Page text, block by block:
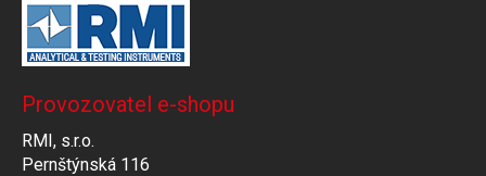
Provozovatel e-shopu
RMI, s.r.o.
Pernštýnská 116